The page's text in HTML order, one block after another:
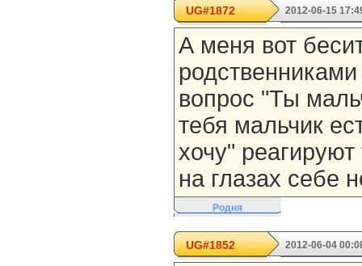
UG#1872 2012-06-15
А меня вот
вопрос "Ты
тебя мальчик
хочу" реагируют
на глазах себе
Родня
UG#1852 2012-06-04